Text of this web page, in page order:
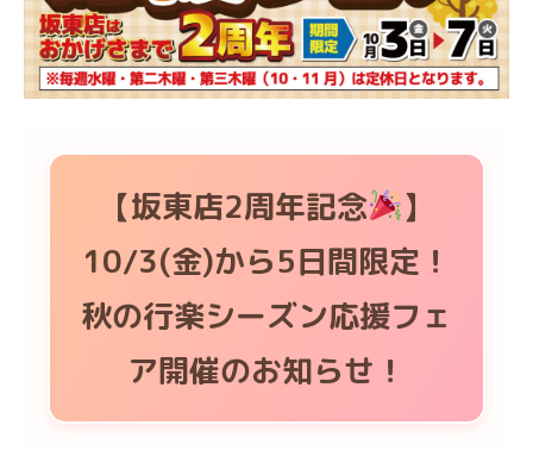
【坂東店2周年記念
】
10/3(金)から5日間限定！
秋の行楽シーズン応援フェ
ア開催のお知らせ！